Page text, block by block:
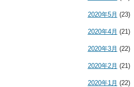
2020年5月 (23)
2020年4月 (21)
2020年3月 (22)
2020年2月 (21)
2020年1月 (22)